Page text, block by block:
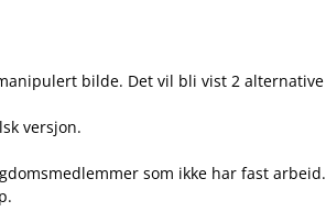
bilde. Det vil bli vist 2 alternative
versjon.
som ikke har fast arbeid.